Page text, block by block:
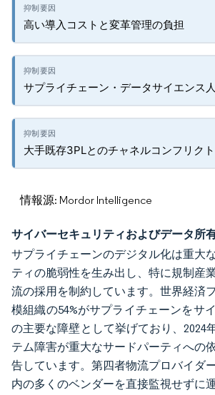
高い導入コストと変革管理の負担
サプライチェーン・データサイエンス
大手既存3PLとのチャネルコンフリクト
情報源: Mordor Intelligence
サイバーセキュリティおよびデータ所
サプライチェーンのデジタル化は重大
ティの脆弱性を生み出し、特に規制産
流の採用を制約しています。世界経済
模組織の54%がサプライチェーンをサ
の主要な障壁として挙げており、2024
テム障害が重大なサードパーティへの
告しています。第四者物流プロバイダ
内の多くのベンダーを直接監視せずに